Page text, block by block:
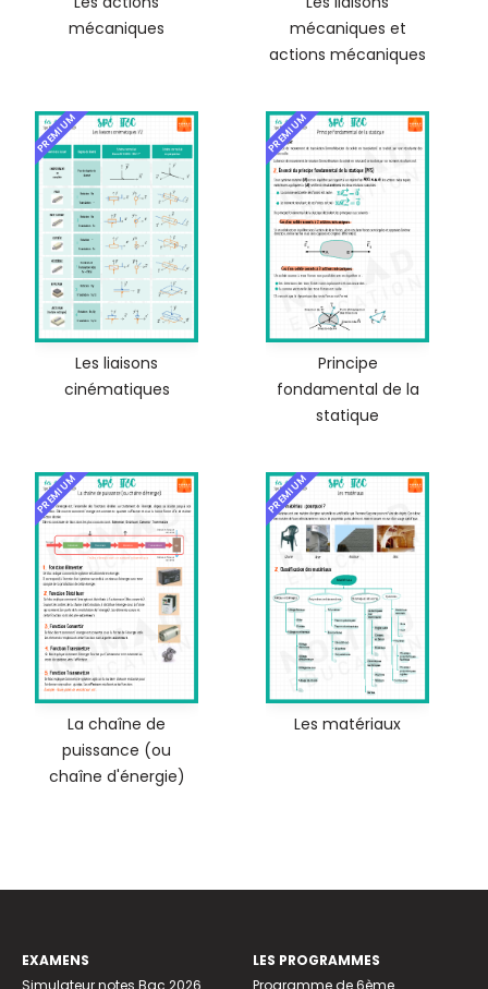
mécaniques
mécaniques et
actions mécaniques
PREMIUM
Les liaisons
cinématiques
PREMIUM
Principe
fondamental de la
statique
PREMIUM
La chaîne de
puissance (ou
chaîne d'énergie)
PREMIUM
Les matériaux
EXAMENS
Simulateur notes Bac 2026
LES PROGRAMMES
Programme de 6ème